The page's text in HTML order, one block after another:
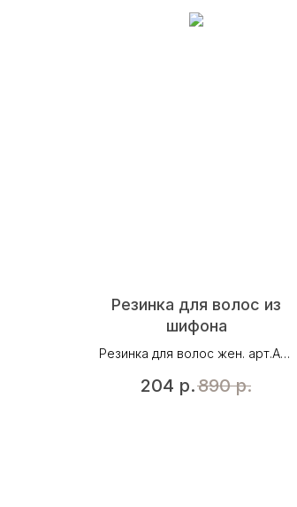
Резинка для волос из
шифона
Резинка для волос жен. арт.AR-
204 р.890 р.